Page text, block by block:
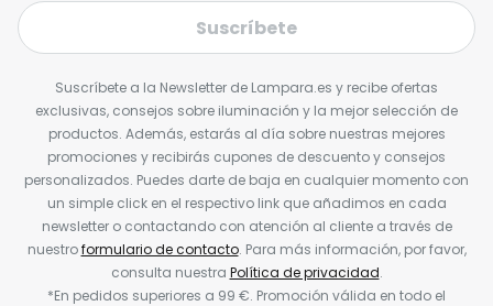
Suscríbete
Suscríbete a la Newsletter de Lampara.es y recibe ofertas
exclusivas, consejos sobre iluminación y la mejor selección de
productos. Además, estarás al día sobre nuestras mejores
promociones y recibirás cupones de descuento y consejos
personalizados. Puedes darte de baja en cualquier momento con
un simple click en el respectivo link que añadimos en cada
newsletter o contactando con atención al cliente a través de
nuestroformulario de contacto. Para más información, por favor,
consulta nuestra Política de privacidad.
*En pedidos superiores a 99 €. Promoción válida en todo el